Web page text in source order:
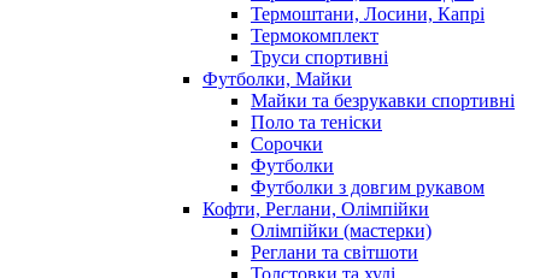
Термоштани, Лосини, Капрі
Термокомплект
Труси спортивні
Футболки, Майки
Майки та безрукавки спортивні
Поло та теніски
Сорочки
Футболки
Футболки з довгим рукавом
Кофти, Реглани, Олімпійки
Олімпійки (мастерки)
Реглани та світшоти
Толстовки та худі